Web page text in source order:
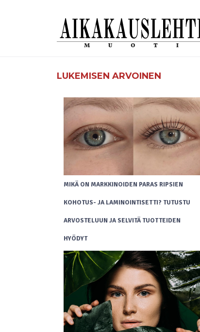
LUKEMISEN ARVOINEN
MIKÄ ON MARKKINOIDEN PARAS RIPSIEN
KOHOTUS- JA LAMINOINTISETTI? TUTUSTU
ARVOSTELUUN JA SELVITÄ TUOTTEIDEN
HYÖDYT